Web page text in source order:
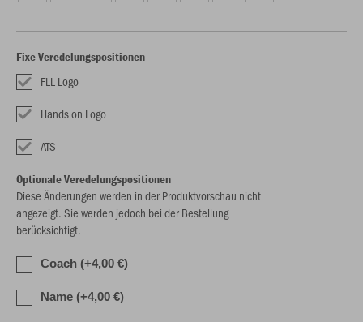
Fixe Veredelungspositionen
FLL Logo
Hands on Logo
ATS
Optionale Veredelungspositionen
Diese Änderungen werden in der Produktvorschau nicht
angezeigt. Sie werden jedoch bei der Bestellung
berücksichtigt.
Coach (+4,00 €)
Name (+4,00 €)